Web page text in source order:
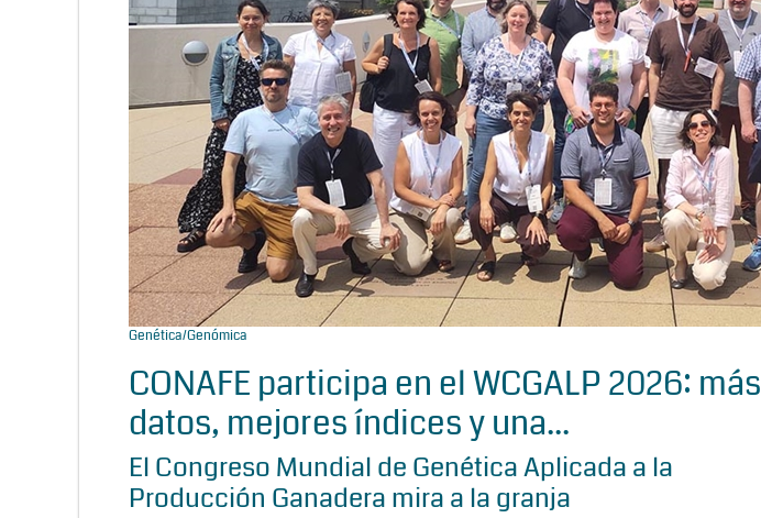
Genética/Genómica
CONAFE participa en el WCGALP 2026: más
datos, mejores índices y una...
El Congreso Mundial de Genética Aplicada a la
Producción Ganadera mira a la granja